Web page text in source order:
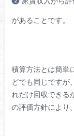
があることです。
積算方法とは簡単
どでも同じですが
れだけ回収できる
の評価方針により